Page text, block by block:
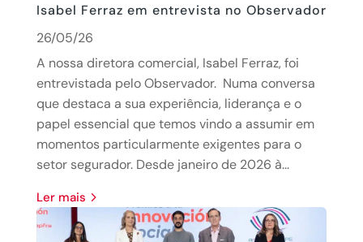
Isabel Ferraz em entrevista no Observador
26/05/26
A nossa diretora comercial, Isabel Ferraz, foi
entrevistada pelo Observador. Numa conversa
que destaca a sua experiência, liderança e o
papel essencial que temos vindo a assumir em
momentos particularmente exigentes para o
setor segurador. Desde janeiro de 2026 à...
Ler mais